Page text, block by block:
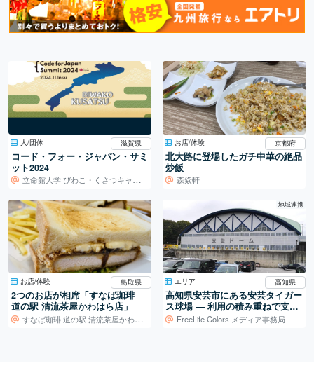
人/団体 滋賀県
コード・フォー・ジャパン・サミ
ット2024
立命館大学 びわこ・くさつキャンパス
お店/体験 京都府
北大路に登場したガチ中華の絶品
炒飯
森焱軒
お店/体験 鳥取県
2つのお店が相席「すなば珈琲
道の駅 清流茶屋かわはら店」
すなば珈琲 道の駅 清流茶屋かわはら店
地域連携
エリア 高知県
高知県安芸市にある安芸タイガー
ス球場 ― 利用の積み重ねで支え
られる地域の球場
FreeLife Colors メディア事務局